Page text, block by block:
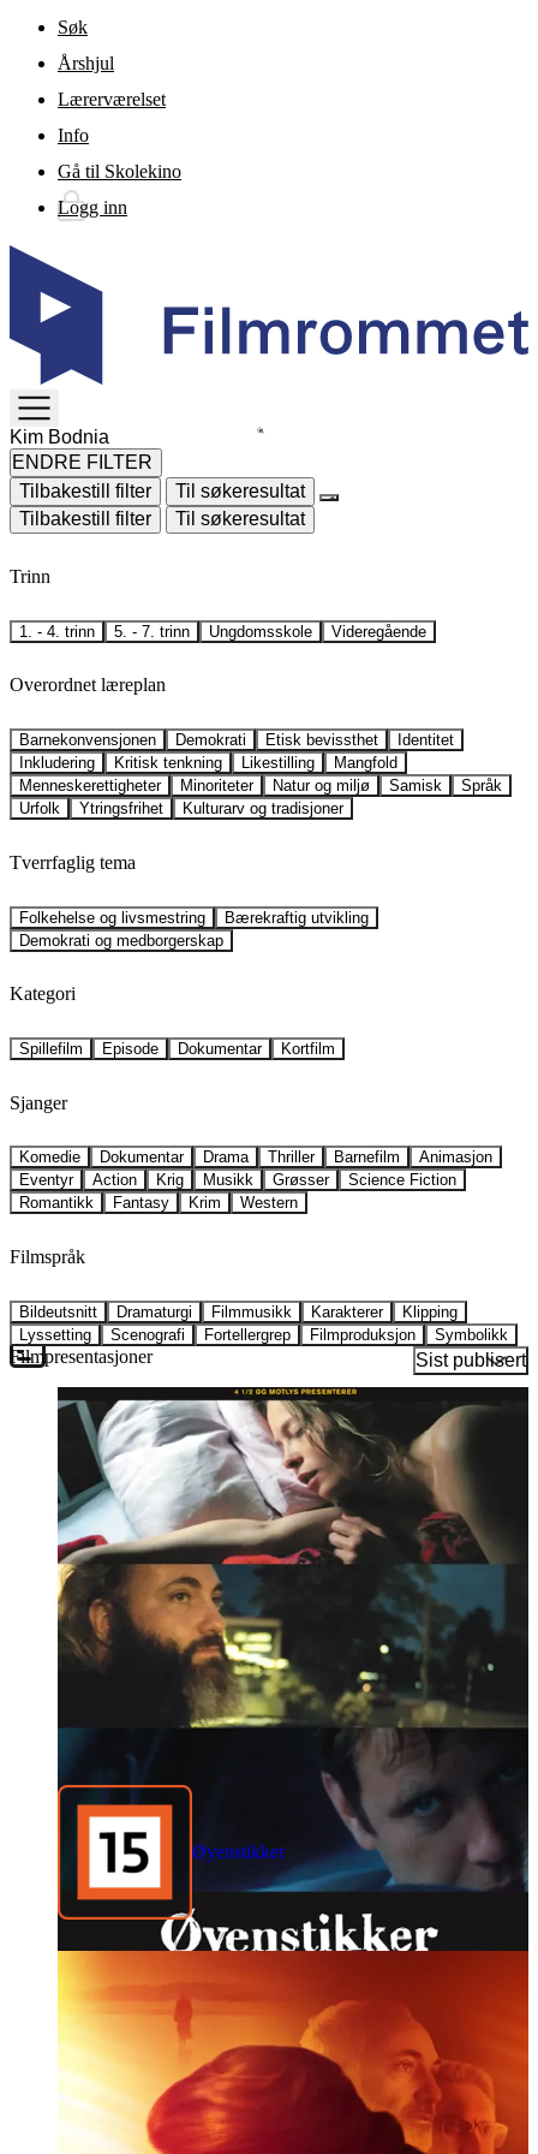
Gå til hovedinnhold
Søk
Årshjul
Lærerværelset
Info
Gå til Skolekino
Logg inn
TOGGLE
MENU
ENDRE FILTER
Tilbakestill filter
Til søkeresultat
Tilbakestill filter
Til søkeresultat
Trinn
1. - 4. trinn 5. - 7. trinn Ungdomsskole Videregående
Overordnet læreplan
Barnekonvensjonen Demokrati Etisk bevissthet
Identitet
Inkludering
Kritisk tenkning Likestilling
Mangfold
Menneskerettigheter
Minoriteter Natur og miljø Samisk
Språk
Urfolk
Ytringsfrihet Kulturarv og tradisjoner
Tverrfaglig tema
Folkehelse og livsmestring
Bærekraftig utvikling
Demokrati og medborgerskap
Kategori
Spillefilm Episode Dokumentar Kortfilm
Sjanger
Komedie Dokumentar Drama Thriller Barnefilm
Animasjon
Eventyr
Action Krig Musikk Grøsser
Science Fiction
Romantikk
Fantasy Krim Western
Filmspråk
Bildeutsnitt Dramaturgi Filmmusikk Karakterer
Klipping
Lyssetting
Scenografi Fortellergrep Filmproduksjon Symbolikk
Sist publisert
Filmpresentasjoner
Øyenstikker